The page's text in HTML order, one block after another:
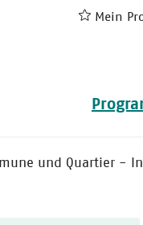
Mein
und Quartier -